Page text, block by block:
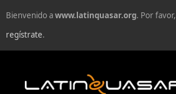
Bienvenido awww.latinquasar.org. Por favor,
regístrate.